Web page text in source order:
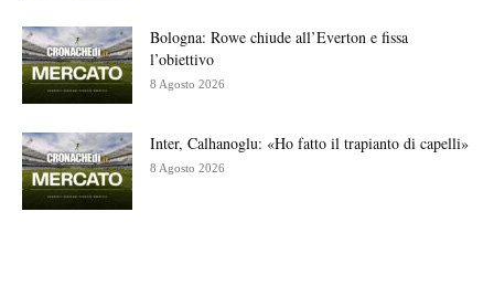
Bologna: Rowe chiude all’Everton e fissa
l’obiettivo
8 Agosto 2026
Inter, Calhanoglu: «Ho fatto il trapianto di capelli»
8 Agosto 2026